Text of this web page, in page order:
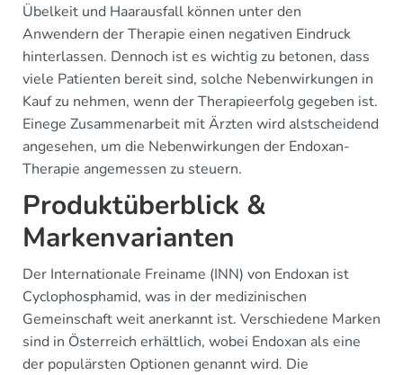
Übelkeit und Haarausfall können unter den
Anwendern der Therapie einen negativen Eindruck
hinterlassen. Dennoch ist es wichtig zu betonen, dass
viele Patienten bereit sind, solche Nebenwirkungen in
Kauf zu nehmen, wenn der Therapieerfolg gegeben ist.
Einege Zusammenarbeit mit Ärzten wird alstscheidend
angesehen, um die Nebenwirkungen der Endoxan-
Therapie angemessen zu steuern.
Produktüberblick &
Markenvarianten
Der Internationale Freiname (INN) von Endoxan ist
Cyclophosphamid, was in der medizinischen
Gemeinschaft weit anerkannt ist. Verschiedene Marken
sind in Österreich erhältlich, wobei Endoxan als eine
der populärsten Optionen genannt wird. Die